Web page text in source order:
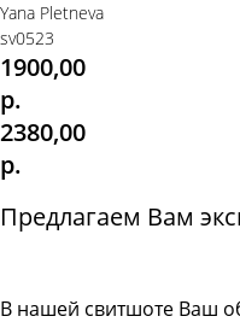
Yana Pletneva
sv0523
1900,00
р.
2380,00
р.
Предлагаем Вам
В нашей свитшоте Ваш